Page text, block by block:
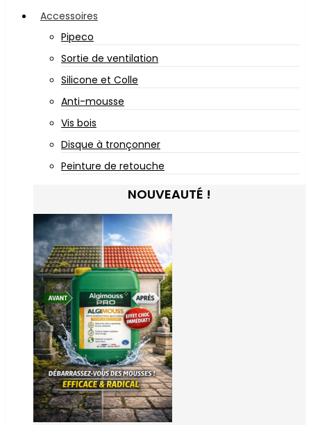
Accessoires
Pipeco
Sortie de ventilation
Silicone et Colle
Anti-mousse
Vis bois
Disque à tronçonner
Peinture de retouche
NOUVEAUTÉ !